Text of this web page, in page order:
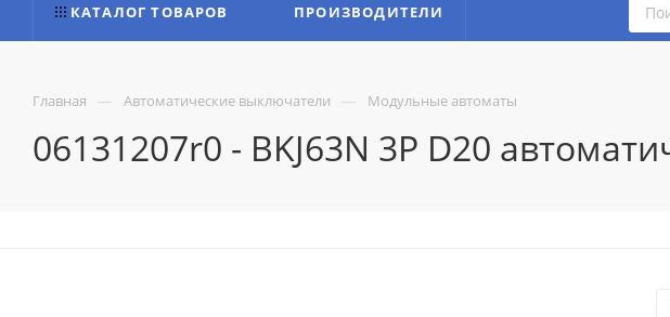
КАТАЛОГ ТОВАРОВ ПРОИЗВОДИТЕЛИ
Главная — Автоматические выключатели — Модульные автоматы
06131207r0 - BKJ63N 3P D20